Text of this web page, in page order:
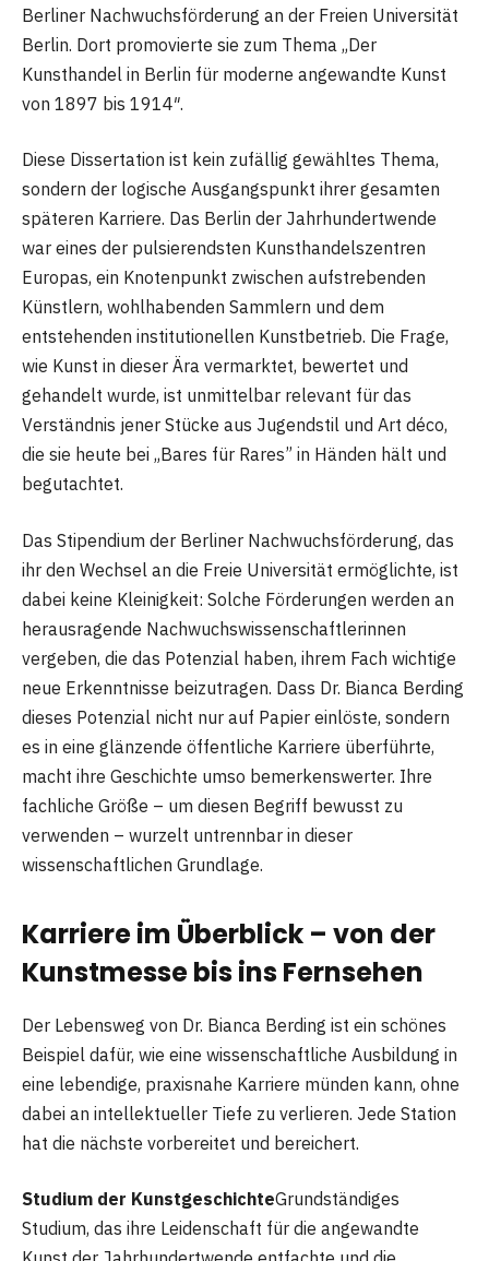
Berliner Nachwuchsförderung an der Freien Universität
Berlin. Dort promovierte sie zum Thema „Der
Kunsthandel in Berlin für moderne angewandte Kunst
von 1897 bis 1914″.
Diese Dissertation ist kein zufällig gewähltes Thema,
sondern der logische Ausgangspunkt ihrer gesamten
späteren Karriere. Das Berlin der Jahrhundertwende
war eines der pulsierendsten Kunsthandelszentren
Europas, ein Knotenpunkt zwischen aufstrebenden
Künstlern, wohlhabenden Sammlern und dem
entstehenden institutionellen Kunstbetrieb. Die Frage,
wie Kunst in dieser Ära vermarktet, bewertet und
gehandelt wurde, ist unmittelbar relevant für das
Verständnis jener Stücke aus Jugendstil und Art déco,
die sie heute bei „Bares für Rares” in Händen hält und
begutachtet.
Das Stipendium der Berliner Nachwuchsförderung, das
ihr den Wechsel an die Freie Universität ermöglichte, ist
dabei keine Kleinigkeit: Solche Förderungen werden an
herausragende Nachwuchswissenschaftlerinnen
vergeben, die das Potenzial haben, ihrem Fach wichtige
neue Erkenntnisse beizutragen. Dass Dr. Bianca Berding
dieses Potenzial nicht nur auf Papier einlöste, sondern
es in eine glänzende öffentliche Karriere überführte,
macht ihre Geschichte umso bemerkenswerter. Ihre
fachliche Größe – um diesen Begriff bewusst zu
verwenden – wurzelt untrennbar in dieser
wissenschaftlichen Grundlage.
Karriere im Überblick – von der
Kunstmesse bis ins Fernsehen
Der Lebensweg von Dr. Bianca Berding ist ein schönes
Beispiel dafür, wie eine wissenschaftliche Ausbildung in
eine lebendige, praxisnahe Karriere münden kann, ohne
dabei an intellektueller Tiefe zu verlieren. Jede Station
hat die nächste vorbereitet und bereichert.
Studium der KunstgeschichteGrundständiges
Studium, das ihre Leidenschaft für die angewandte